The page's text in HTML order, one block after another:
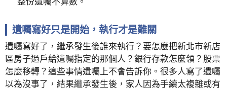
遺囑寫好只是開始，執行才是難關
遺囑寫好了，繼承發生後誰來執行？要怎麼把新北市新店
區房子過戶給遺囑指定的那個人？銀行存款怎麼領？股票
怎麼移轉？這些事情遺囑上不會告訴你。很多人寫了遺囑
以為沒事了，結果繼承發生後，家人因為手續太複雜或有